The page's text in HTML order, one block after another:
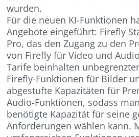
wurden.
Für die neuen KI-Funktionen
Angebote eingeführt: Firefly
Pro, das den Zugang zu den
von Firefly für Video und
Tarife beinhalten
Firefly-Funktionen für Bilder
abgestufte Kapazitäten für
Audio-Funktionen, sodass
benötigte Kapazität für seine
Anforderungen wählen kann.